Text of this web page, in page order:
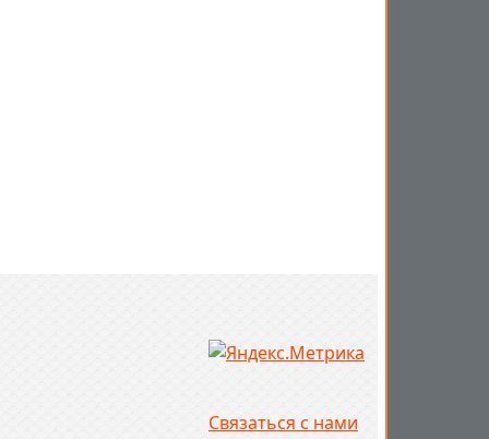
Связаться с нами